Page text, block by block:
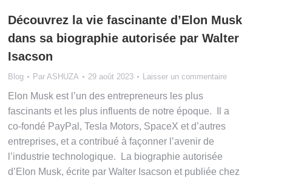
Découvrez la vie fascinante d’Elon Musk
dans sa biographie autorisée par Walter
Isacson
Blog Par ASHUZA 29 août 2023 Laisser un commentaire
Elon Musk est l’un des entrepreneurs les plus
fascinants et les plus influents de notre époque. Il a
co-fondé PayPal, Tesla Motors, SpaceX et d’autres
entreprises, et a contribué à façonner l’avenir de
l’industrie technologique. La biographie autorisée
d’Elon Musk, écrite par Walter Isacson et publiée chez